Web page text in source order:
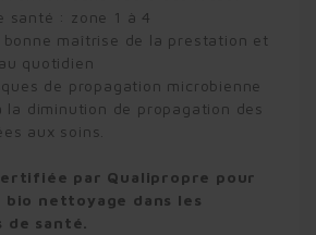
santé : zone 1 à 4
bonne maîtrise de la prestation et
quotidien
de propagation microbienne
diminution de propagation des
aux soins.
par Qualipropre pour
nettoyage dans les
santé.